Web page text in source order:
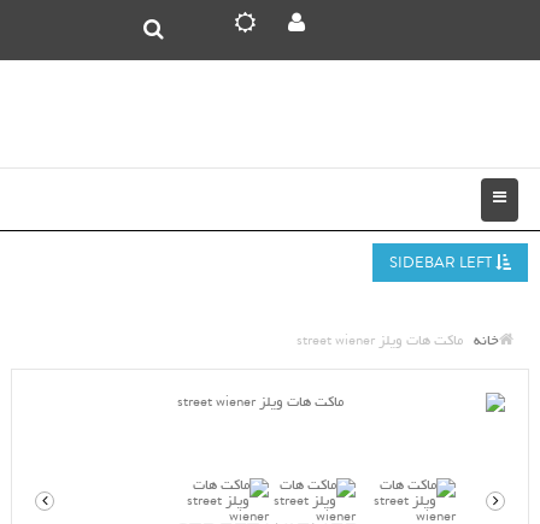
خانه ماکت هات ویلز street wiener